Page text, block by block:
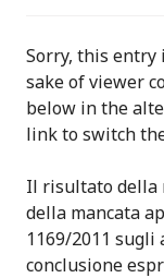
Sorry, this entry
sake of viewer
below in the
link to switch
Il risultato della
della mancata
1169/2011
conclusione